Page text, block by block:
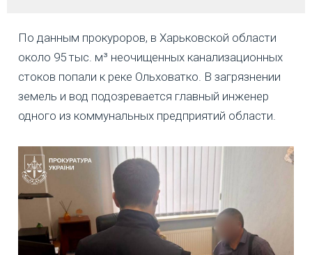
По данным прокуроров, в Харьковской области
около 95 тыс. м³ неочищенных канализационных
стоков попали к реке Ольховатко. В загрязнении
земель и вод подозревается главный инженер
одного из коммунальных предприятий области.